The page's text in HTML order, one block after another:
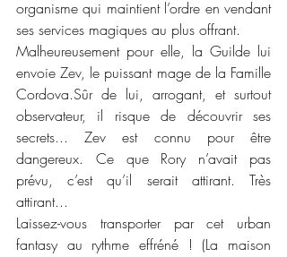
organisme qui maintient l’ordre en vendant
ses services magiques au plus offrant.
Malheureusement pour elle, la Guilde lui
envoie Zev, le puissant mage de la Famille
Cordova.Sûr de lui, arrogant, et surtout
observateur, il risque de découvrir ses
secrets... Zev est connu pour être
dangereux. Ce que Rory n’avait pas
prévu, c’est qu’il serait attirant. Très
attirant...
Laissez-vous transporter par cet urban
fantasy au rythme effréné ! (La maison